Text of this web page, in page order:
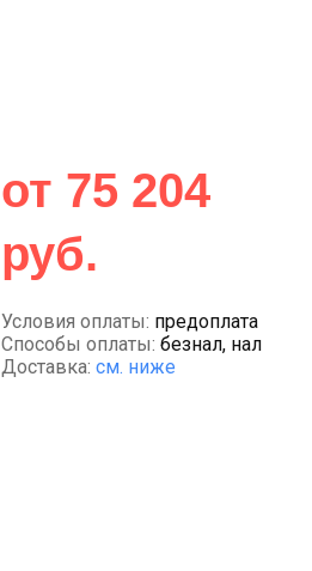
от 75 204
руб.
Условия оплаты: предоплата
Способы оплаты: безнал, нал
Доставка: см. ниже